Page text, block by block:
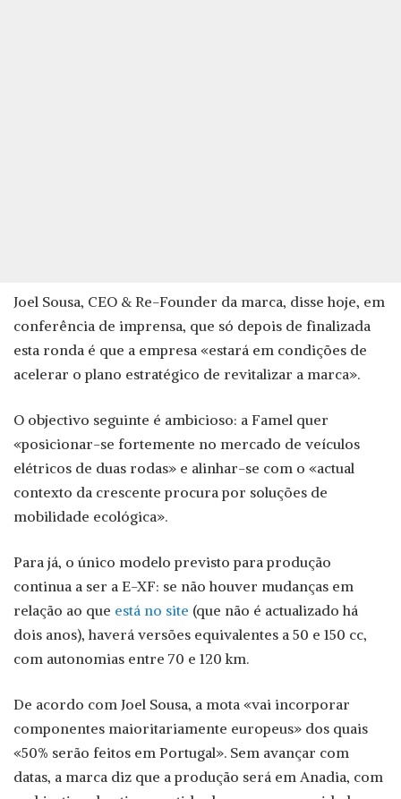
Joel Sousa, CEO & Re-Founder da marca, disse hoje, em
conferência de imprensa, que só depois de finalizada
esta ronda é que a empresa «estará em condições de
acelerar o plano estratégico de revitalizar a marca».
O objectivo seguinte é ambicioso: a Famel quer
«posicionar-se fortemente no mercado de veículos
elétricos de duas rodas» e alinhar-se com o «actual
contexto da crescente procura por soluções de
mobilidade ecológica».
Para já, o único modelo previsto para produção
continua a ser a E-XF: se não houver mudanças em
relação ao que está no site (que não é actualizado há
dois anos), haverá versões equivalentes a 50 e 150 cc,
com autonomias entre 70 e 120 km.
De acordo com Joel Sousa, a mota «vai incorporar
componentes maioritariamente europeus» dos quais
«50% serão feitos em Portugal». Sem avançar com
datas, a marca diz que a produção será em Anadia, com